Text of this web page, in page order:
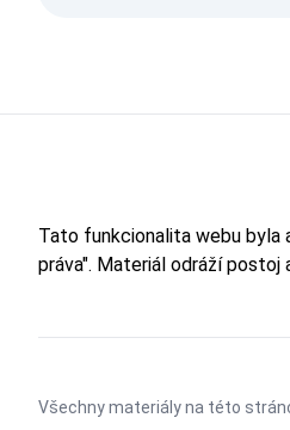
Tato funkcionalita webu byla
práva". Materiál odráží postoj
Všechny materiály na této